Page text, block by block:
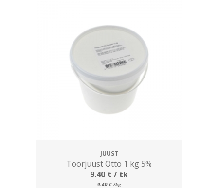
JUUST
Toorjuust Otto 1 kg 5%
9.40 €/ tk
9.40 € /kg